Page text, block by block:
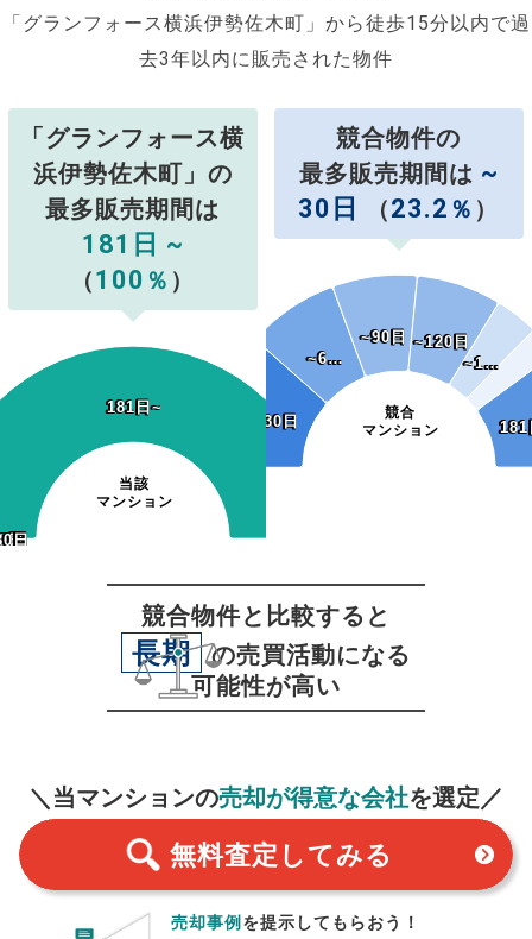
「グランフォース横浜伊勢佐木町」から徒歩15分以内で過
去3年以内に販売された物件
「グランフォース横
浜伊勢佐木町」の
最多販売期間は
181日 ~
（100 ％ ）
当該
マンション
日
日
日
日
日
日
日
日
日
日
日
日
181日~
181日~
競合物件の
最多販売期間は ~
30日
（23.2 ％ ）
競合
マンション
~30日
~30日
~6…
~6…
~90日
~90日 ~120日
~120日
~1…
~1…
181
181
競合物件と比較すると
長期
の売買活動になる
可能性が高い
＼当マンションの売却が得意な会社を選定／
無料査定 してみる
売却事例を提示してもらおう！